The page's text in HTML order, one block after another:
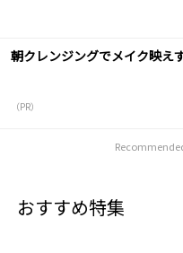
朝クレンジングでメイク映え
（PR）
おすすめ特集